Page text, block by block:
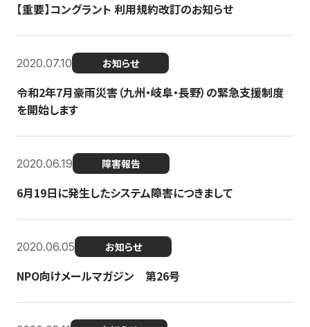
【重要】コングラント 利用規約改訂のお知らせ
2020.07.10 お知らせ
令和2年7月豪雨災害（九州・岐阜・長野）の緊急支援制度
を開始します
2020.06.19 障害報告
6月19日に発生したシステム障害につきまして
2020.06.05 お知らせ
NPO向けメールマガジン 第26号